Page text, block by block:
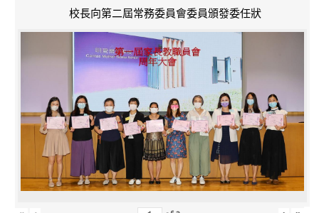
校長向第二屆常務委員會委員頒發委任狀